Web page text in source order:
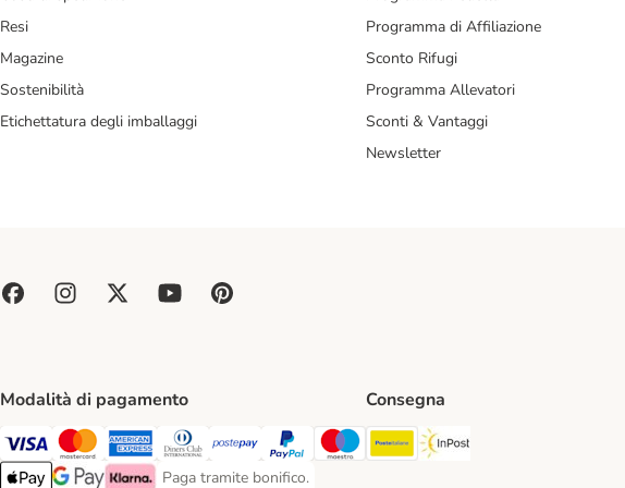
Resi
Magazine
Sostenibilità
Etichettatura degli imballaggi
Programma di Affiliazione
Sconto Rifugi
Programma Allevatori
Sconti & Vantaggi
Newsletter
Modalità di pagamento
Paga con Visa. Payment Method
Paga con Mastercard. Payment Method
Paga con American Express. Payment Method
Paga con Diners Club. Payment Method
Paga con Postepay. Payment Method
Paga con PayPal. Payment Method
Paga con Maestro. Payment Method
Paga tramite bonifico.
Consegna
Poste Italiane. Shipping Method